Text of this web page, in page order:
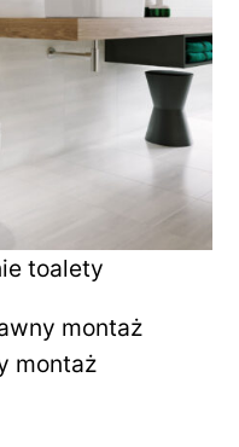
toalety
montaż
montaż